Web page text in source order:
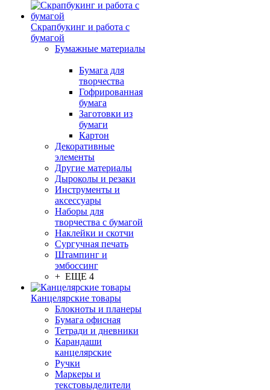
Скрапбукинг и работа с
бумагой
Бумажные материалы
Бумага для
творчества
Гофрированная
бумага
Заготовки из
бумаги
Картон
Декоративные
элементы
Другие материалы
Дыроколы и резаки
Инструменты и
аксессуары
Наборы для
творчества с бумагой
Наклейки и скотчи
Сургучная печать
Штампинг и
эмбоссинг
+ ЕЩЕ 4
Канцелярские товары
Блокноты и планеры
Бумага офисная
Тетради и дневники
Карандаши
канцелярские
Ручки
Маркеры и
текстовыделители